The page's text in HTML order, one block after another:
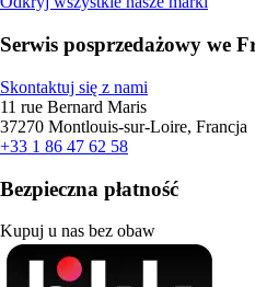
Serwis posprzedażowy we
Skontaktuj się z nami
11 rue Bernard Maris
37270 Montlouis-sur-Loire, Francja
+33 1 86 47 62 58
Bezpieczna płatność
Kupuj u nas bez obaw